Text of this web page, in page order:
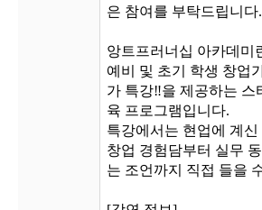
은 참여를 부탁드립니다.
앙트프러너십 아카데미
예비 및 초기 학생 창업
가 특강‼을 제공하는 스
육 프로그램입니다.
특강에서는 현업에 계
창업 경험담부터 실무
는 조언까지 직접 들을